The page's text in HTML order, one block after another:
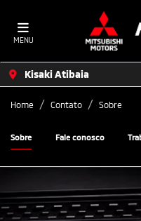
MENU
Kisaki Atibaia
Home Contato Sobre
Fale conosco
Sobre